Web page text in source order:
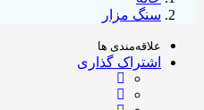
سنگ مزار
علاقه‌مندی ها
اشتراک گذاری